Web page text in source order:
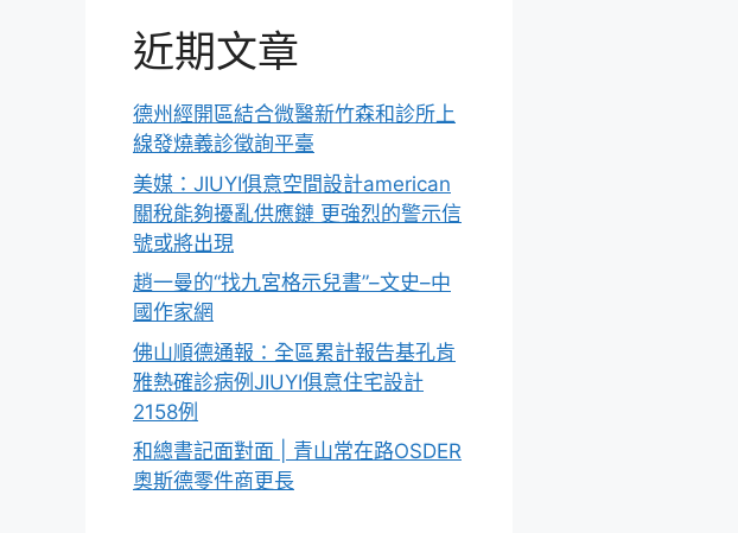
近期文章
德州經開區結合微醫新竹森和診所上
線發燒義診徵詢平臺
美媒：JIUYI俱意空間設計american
關稅能夠擾亂供應鏈 更強烈的警示信
號或將出現
趙一曼的“找九宮格示兒書”–文史–中
國作家網
佛山順德通報：全區累計報告基孔肯
雅熱確診病例JIUYI俱意住宅設計
2158例
和總書記面對面 | 青山常在路OSDER
奧斯德零件商更長